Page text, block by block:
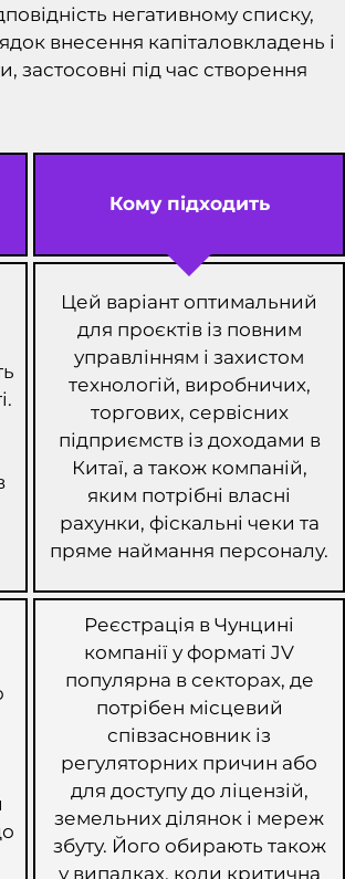
негативному списку,
внесення капіталовкладень і
застосовні під час створення
Кому підходить
Цей варіант оптимальний
для проєктів із повним
управлінням і захистом
технологій, виробничих,
торгових, сервісних
підприємств із доходами в
Китаї, а також компаній,
яким потрібні власні
рахунки, фіскальні чеки та
пряме наймання персоналу.
Реєстрація в Чунцині
компанії у форматі JV
популярна в секторах, де
потрібен місцевий
співзасновник із
регуляторних причин або
для доступу до ліцензій,
земельних ділянок і мереж
збуту. Його обирають також
у випадках, коли критична